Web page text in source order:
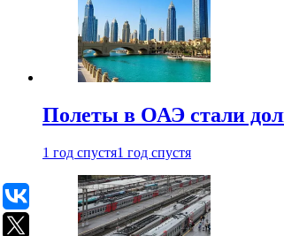
Полеты в ОАЭ стали
1 год спустя1 год спустя